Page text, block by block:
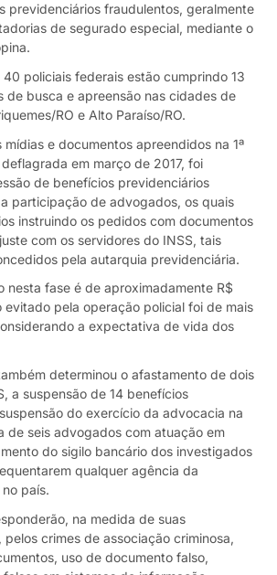
previdenciários fraudulentos, geralmente
de segurado especial, mediante o
policiais federais estão cumprindo 13
de busca e apreensão nas cidades de
RO e Alto Paraíso/RO.
mídias e documentos apreendidos na 1ª
em março de 2017, foi
de benefícios previdenciários
participação de advogados, os quais
instruindo os pedidos com documentos
com os servidores do INSS, tais
pela autarquia previdenciária.
nesta fase é de aproximadamente R$
evitado pela operação policial foi de mais
a expectativa de vida dos
determinou o afastamento de dois
a suspensão de 14 benefícios
do exercício da advocacia na
de seis advogados com atuação em
do sigilo bancário dos investigados
qualquer agência da
país.
na medida de suas
pelos crimes de associação criminosa,
uso de documento falso,